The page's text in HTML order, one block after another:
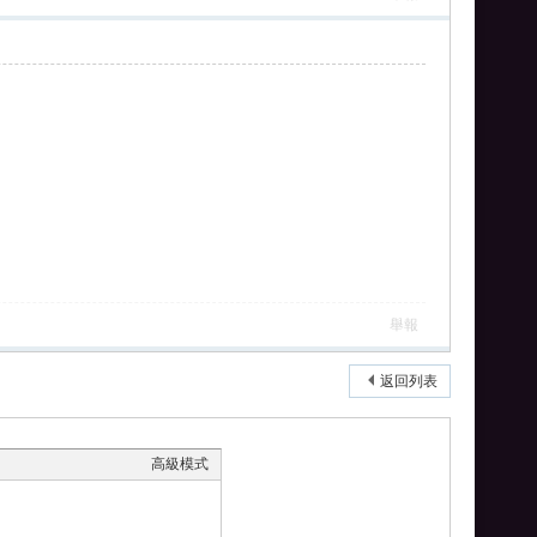
舉報
返回列表
高級模式